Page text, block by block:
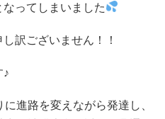
ってしまいました
訳ございません！！
♪
進路を変えながら発達し、